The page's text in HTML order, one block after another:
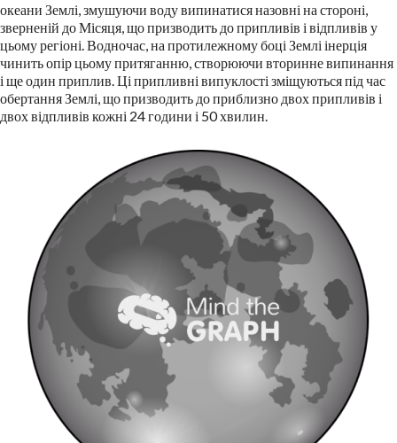
океани Землі, змушуючи воду випинатися назовні на стороні,
зверненій до Місяця, що призводить до припливів і відпливів у
цьому регіоні. Водночас, на протилежному боці Землі інерція
чинить опір цьому притяганню, створюючи вторинне випинання
і ще один приплив. Ці припливні випуклості зміщуються під час
обертання Землі, що призводить до приблизно двох припливів і
двох відпливів кожні 24 години і 50 хвилин.